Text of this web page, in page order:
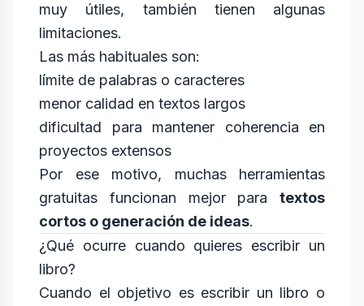
muy útiles, también tienen algunas
limitaciones.
Las más habituales son:
límite de palabras o caracteres
menor calidad en textos largos
dificultad para mantener coherencia en
proyectos extensos
Por ese motivo, muchas herramientas
gratuitas funcionan mejor para textos
cortos o generación de ideas.
¿Qué ocurre cuando quieres escribir un
libro?
Cuando el objetivo es escribir un libro o